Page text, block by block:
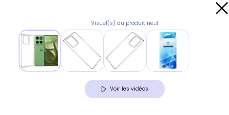
Visuel(s) du produit neuf
Voir les vidéos